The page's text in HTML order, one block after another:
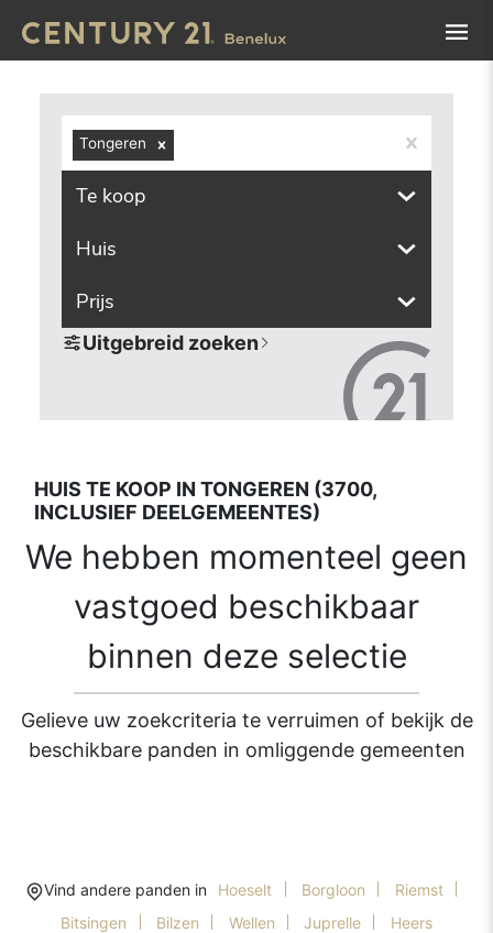
Tongeren
Te koop
Huis
Prijs
Uitgebreid zoeken
HUIS TE KOOP IN TONGEREN (3700,
INCLUSIEF DEELGEMEENTES)
We hebben momenteel geen
vastgoed beschikbaar
binnen deze selectie
Gelieve uw zoekcriteria te verruimen of bekijk de
beschikbare panden in omliggende gemeenten
Vind andere panden in Hoeselt Borgloon
Riemst
Bitsingen
Bilzen Wellen Juprelle Heers